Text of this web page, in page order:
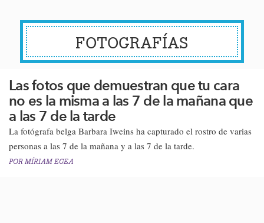
FOTOGRAFÍAS
Las fotos que demuestran que tu cara
no es la misma a las 7 de la mañana que
a las 7 de la tarde
​La fotógrafa belga Barbara Iweins ha capturado el rostro de varias
personas a las 7 de la mañana y a las 7 de la tarde.
POR MÍRIAM EGEA